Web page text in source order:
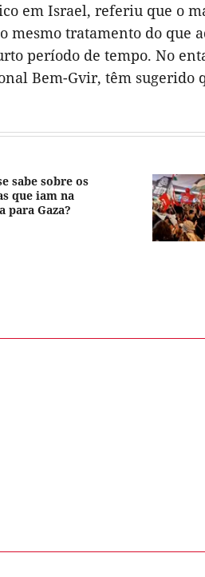
em Israel, referiu que o
mesmo tratamento do que
período de tempo. No
Bem-Gvir, têm sugerido
sabe sobre os
que iam na
para Gaza?